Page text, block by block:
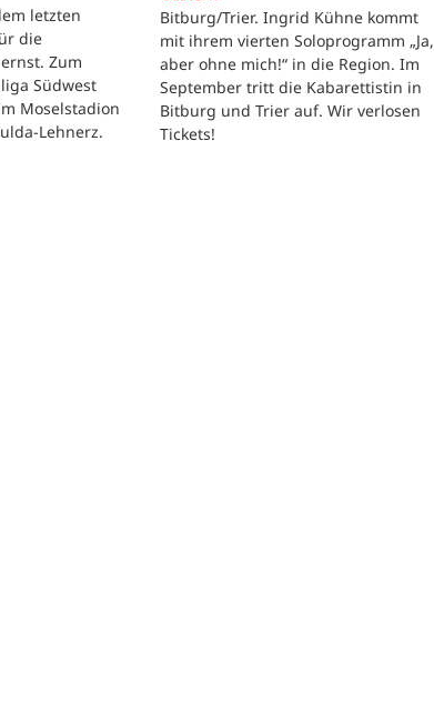
letzten
die
Zum
Südwest
Moselstadion
Lehnerz.
Bitburg/Trier. Ingrid Kühne kommt
mit ihrem vierten Soloprogramm „Ja,
aber ohne mich!“ in die Region. Im
September tritt die Kabarettistin in
Bitburg und Trier auf. Wir verlosen
Tickets!